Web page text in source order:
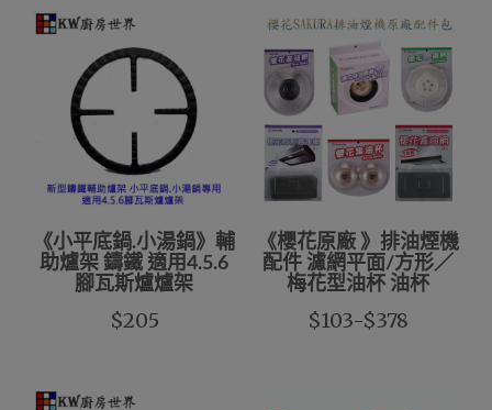
《小平底鍋.小湯鍋》輔
助爐架 鑄鐵 適用4.5.6
腳瓦斯爐爐架
$205
《櫻花原廠 》排油煙機
配件 濾網平面/方形／
梅花型油杯 油杯
$103-$378